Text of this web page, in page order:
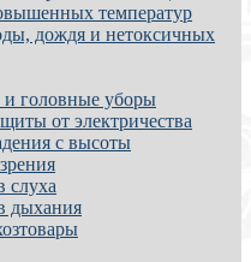
температур
дождя и нетоксичных
и головные уборы
от электричества
с высоты
слуха
дыхания